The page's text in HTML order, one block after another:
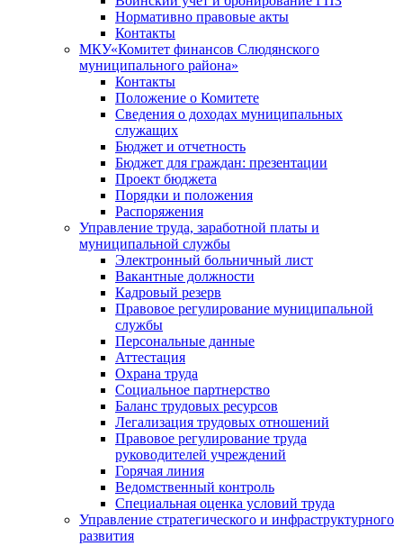
Нормативно правовые акты
Контакты
МКУ«Комитет финансов Слюдянского
муниципального района»
Контакты
Положение о Комитете
Сведения о доходах муниципальных
служащих
Бюджет и отчетность
Бюджет для граждан: презентации
Проект бюджета
Порядки и положения
Распоряжения
Управление труда, заработной платы и
муниципальной службы
Электронный больничный лист
Вакантные должности
Кадровый резерв
Правовое регулирование муниципальной
службы
Персональные данные
Аттестация
Охрана труда
Социальное партнерство
Баланс трудовых ресурсов
Легализация трудовых отношений
Правовое регулирование труда
руководителей учреждений
Горячая линия
Ведомственный контроль
Специальная оценка условий труда
Управление стратегического и инфраструктурного
развития